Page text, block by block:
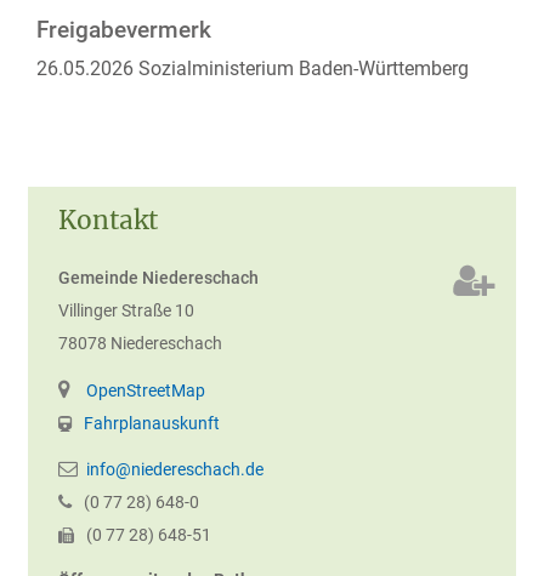
Kontakt
Gemeinde Niedereschach
Villinger Straße 10
78078 Niedereschach
OpenStreetMap
Fahrplanauskunft
info@niedereschach.de
(0 7728) 648-0
(0 7728) 648-51
Freigabevermerk
26.05.2026 Sozialministerium Baden-Württemberg